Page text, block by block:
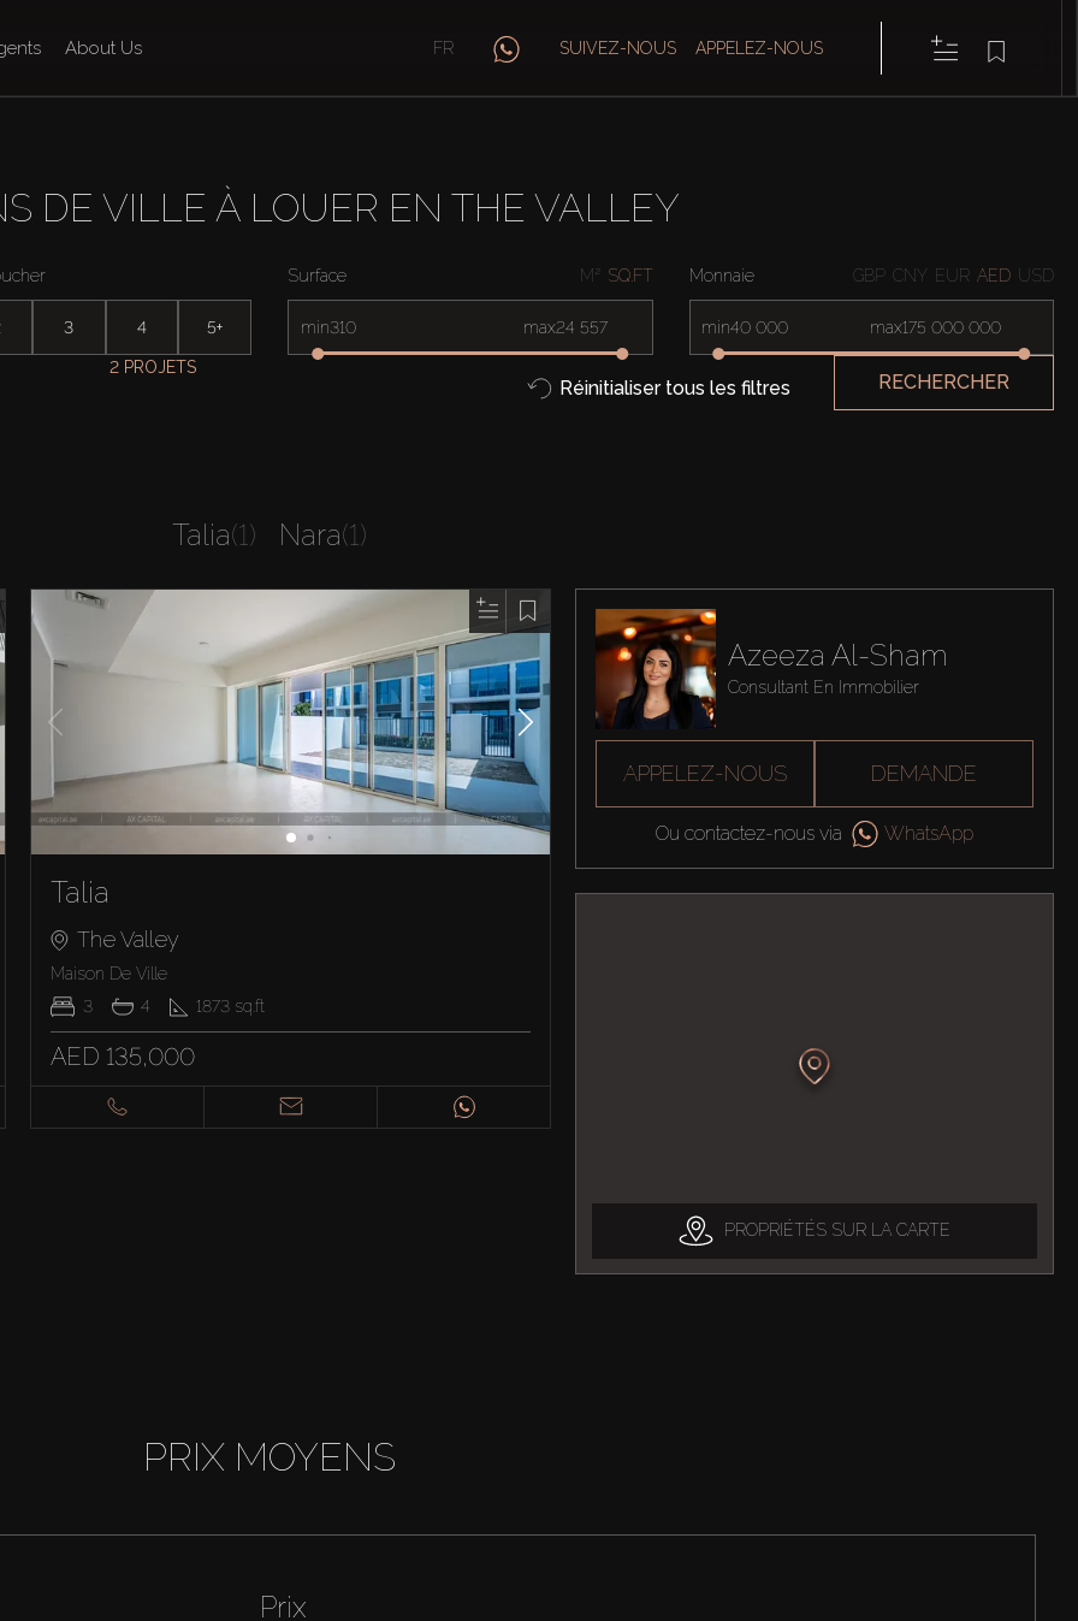
About Us FR SUIVEZ-NOUS APPELEZ-NOUS
DE VILLE À LOUER EN THE VALLEY
3 4 5+
Surface M² SQ.FT
min max
Monnaie GBP CNY EUR AED USD
min max
2 PROJETS
Réinitialiser tous les filtres RECHERCHER
Talia(1) Nara(1)
Talia
The Valley
Maison De Ville
3
4 1873 sq.ft
AED 135,000
Azeeza Al-Sham
Consultant En Immobilier
APPELEZ-NOUS DEMANDE
Ou contactez-nous via WhatsApp
PROPRIÉTÉS SUR LA CARTE
PRIX MOYENS
Prix